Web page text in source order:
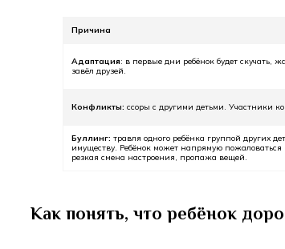
Причина
Адаптация: в первые дни ребёнок будет скучать,
завёл друзей.
Конфликты: ссоры с другими детьми. Участники
Буллинг: травля одного ребёнка группой других
имуществу. Ребёнок может напрямую
резкая смена настроения, пропажа вещей.
Как понять, что ребёнок